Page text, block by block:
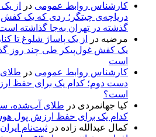
کارشناس روابط عمومی در
از
دریاچه‌ی چیتگر؛ ردی که یک
گذشته در تهران به‌جا گذاشته
مرضیه در
از یک پاساژ شلوغ تا
یک کفش غول‌پیکر طی چند روز
است
کارشناس روابط عمومی در
دست دوم؛ کدام یک برای حفظ
است؟
کیا جهانمردی در طلای آب‌شده،
کدام یک برای حفظ ارزش پول
کمال عبدالله زاده در